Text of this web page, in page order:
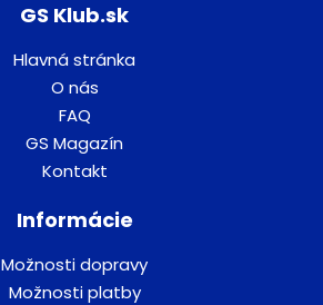
GS Klub.sk
Hlavná stránka
O nás
FAQ
GS Magazín
Kontakt
Informácie
Možnosti dopravy
Možnosti platby